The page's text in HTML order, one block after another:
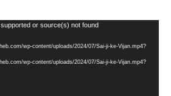
or source(s) not found
wp-content/uploads/2024/07/Sai-ji-ke-Vijan.mp4?
wp-content/uploads/2024/07/Sai-ji-ke-Vijan.mp4?